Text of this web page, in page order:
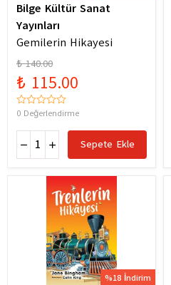
Bilge Kültür Sanat
Yayınları
Gemilerin Hikayesi
₺ 140.00
₺ 115.00
0 Değerlendirme
Sepete Ekle
%18 İndirim